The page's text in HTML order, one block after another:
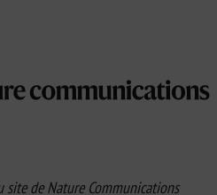
site de Nature Communications